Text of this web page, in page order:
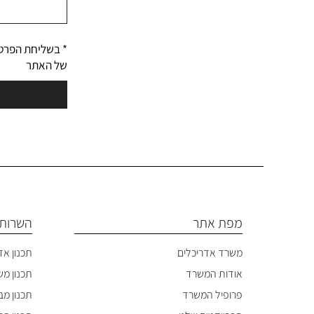
* בשליחת
של האתר
מפת אתר
משרד אדריכלים
אודות המשרד
פרופיל המשרד
תכנון
תכנון
תכנון